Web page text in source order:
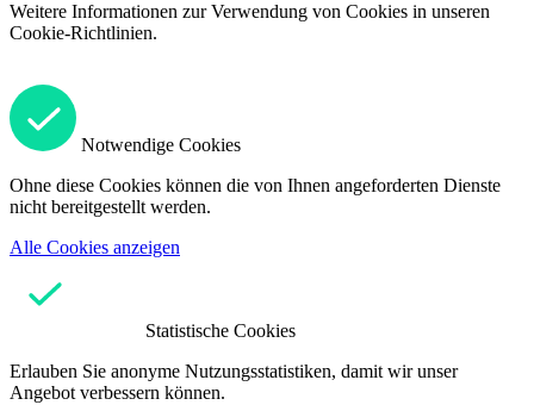
Weitere Informationen zur Verwendung von Cookies in unseren
Cookie-Richtlinien.
Notwendige Cookies
Ohne diese Cookies können die von Ihnen angeforderten Dienste
nicht bereitgestellt werden.
Alle Cookies anzeigen
Statistische Cookies
Erlauben Sie anonyme Nutzungsstatistiken, damit wir unser
Angebot verbessern können.